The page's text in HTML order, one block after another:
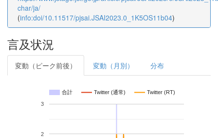
char/ja/
(info:doi/10.11517/pjsai.JSAI2023.0_1K5OS11b04)
言及状況
変動（ピーク前後） 変動（月別） 分布
合計 Twitter (通常) Twitter (RT)
2
3